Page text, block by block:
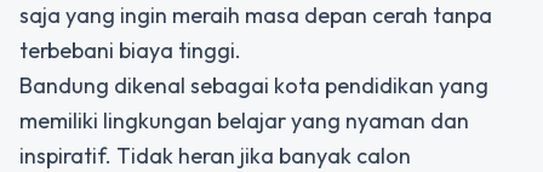
saja yang ingin meraih masa depan cerah tanpa
terbebani biaya tinggi.
Bandung dikenal sebagai kota pendidikan yang
memiliki lingkungan belajar yang nyaman dan
inspiratif. Tidak heran jika banyak calon